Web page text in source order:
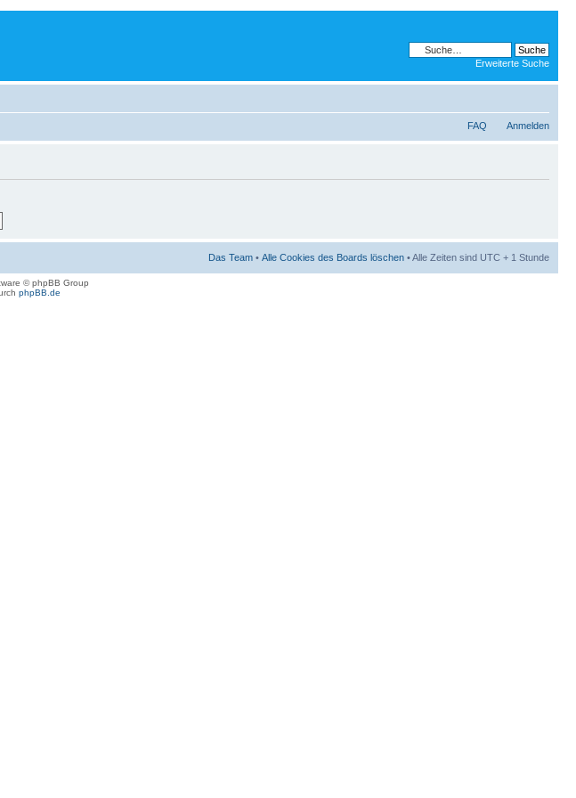
Erweiterte Suche
FAQ Anmelden
Das Team • Alle Cookies des Boards löschen • Alle Zeiten sind UTC + 1 Stunde
© phpBB Group
phpBB.de